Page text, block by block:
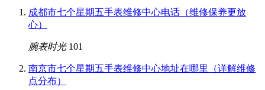
成都市七个星期五手表维修中心电话（维修保养更放
心）
腕表时光 101
南京市七个星期五手表维修中心地址在哪里（详解维修
点分布）